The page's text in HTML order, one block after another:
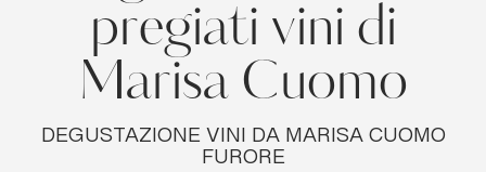
pregiati vini di
Marisa Cuomo
DEGUSTAZIONE VINI DA MARISA CUOMO
FURORE